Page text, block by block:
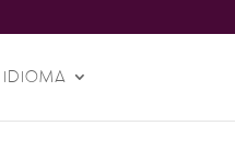
IDIOMA